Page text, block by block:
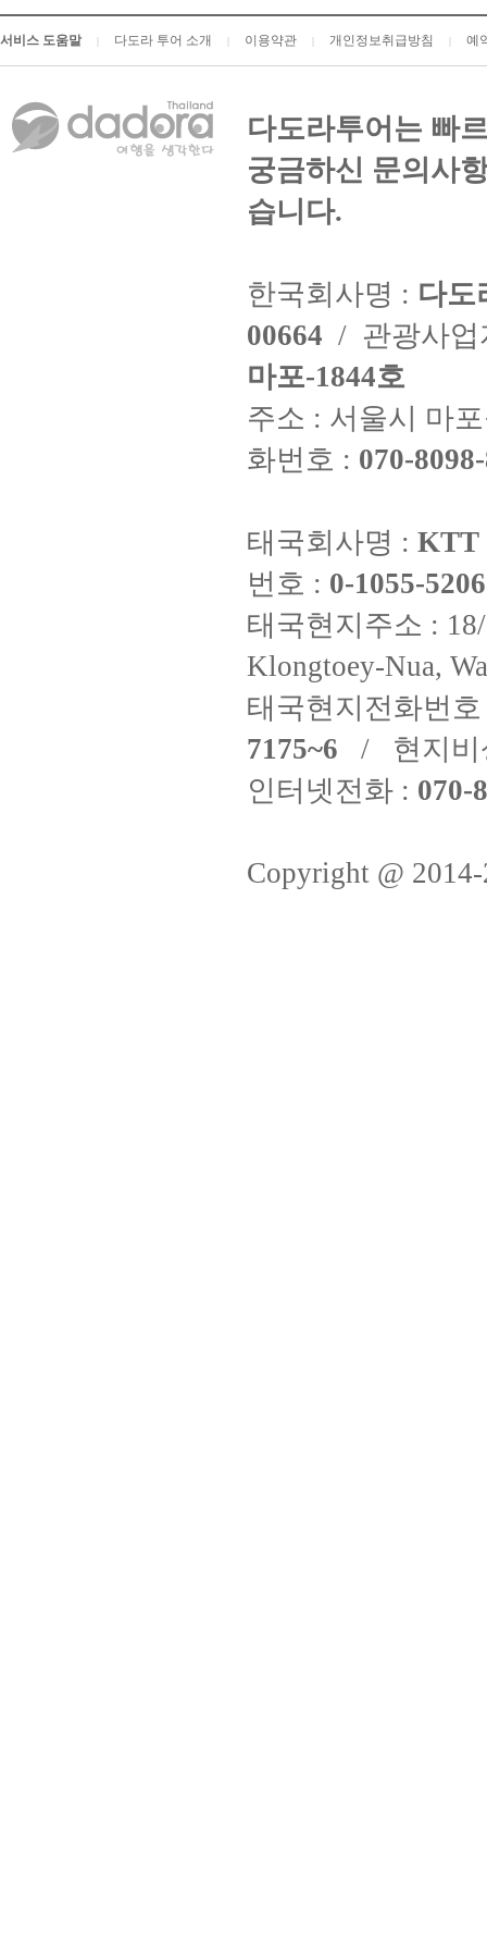
서비스 도움말 다도라 투어 소개 이용약관 개인정보취급방침 예
다도라투어는 빠
궁금하신 문의사
습니다.
한국회사명 : 다도
00664 / 관광사
마포-1844호
주소 : 서울시 마
화번호 : 070-
태국회사명 : KTT
번호 : 0-1055-
태국현지주소 :
Klongtoey-Nua,
태국현지전화번
7175~6 / 현지비
인터넷전화 : 070-
Copyright @